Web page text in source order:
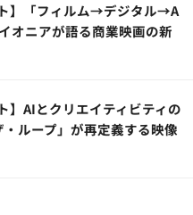
】「フィルム→デジタル→A
ニアが語る商業映画の新
】AIとクリエイティビティの
ループ」が再定義する映像